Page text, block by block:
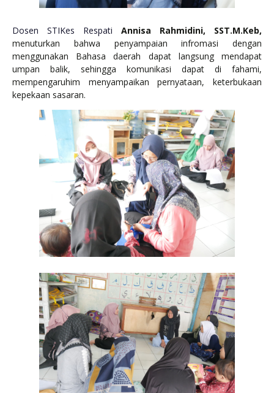
Dosen STIKes Respati Annisa Rahmidini, SST.M.Keb,
menuturkan bahwa penyampaian infromasi dengan
menggunakan Bahasa daerah dapat langsung mendapat
umpan balik, sehingga komunikasi dapat di fahami,
mempengaruhim menyampaikan pernyataan, keterbukaan
kepekaan sasaran.